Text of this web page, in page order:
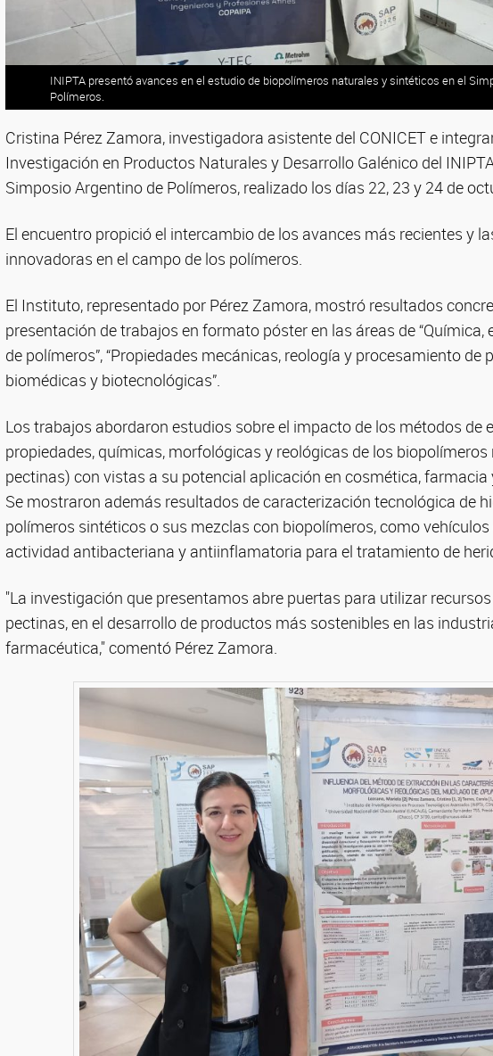
INIPTA presentó avances en el estudio de biopolímeros naturales y sintéticos en el
Polímeros.
Cristina Pérez Zamora, investigadora asistente del CONICET e
Investigación en Productos Naturales y Desarrollo Galénico del
Simposio Argentino de Polímeros, realizado los días 22, 23 y 24 de
El encuentro propició el intercambio de los avances más recientes y
innovadoras en el campo de los polímeros.
El Instituto, representado por Pérez Zamora, mostró resultados
presentación de trabajos en formato póster en las áreas de
de polímeros”, “Propiedades mecánicas, reología y procesamiento de
biomédicas y biotecnológicas”.
Los trabajos abordaron estudios sobre el impacto de los métodos de
propiedades, químicas, morfológicas y reológicas de los
pectinas) con vistas a su potencial aplicación en cosmética,
Se mostraron además resultados de caracterización tecnológica de
polímeros sintéticos o sus mezclas con biopolímeros, como
actividad antibacteriana y antiinflamatoria para el tratamiento de
"La investigación que presentamos abre puertas para utilizar
pectinas, en el desarrollo de productos más sostenibles en las
farmacéutica," comentó Pérez Zamora.